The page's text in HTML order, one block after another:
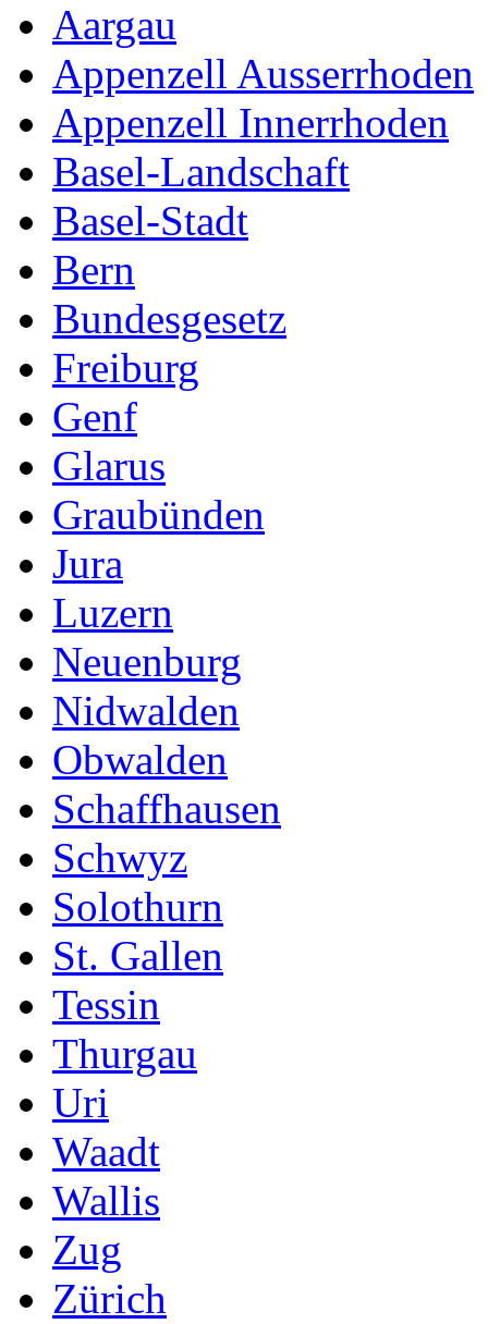
Aargau
Appenzell Ausserrhoden
Appenzell Innerrhoden
Basel-Landschaft
Basel-Stadt
Bern
Bundesgesetz
Freiburg
Genf
Glarus
Graubünden
Jura
Luzern
Neuenburg
Nidwalden
Obwalden
Schaffhausen
Schwyz
Solothurn
St. Gallen
Tessin
Thurgau
Uri
Waadt
Wallis
Zug
Zürich